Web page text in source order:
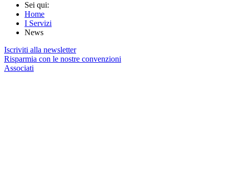
Sei qui:
Home
I Servizi
News
Iscriviti alla newsletter
Risparmia con le nostre convenzioni
Associati